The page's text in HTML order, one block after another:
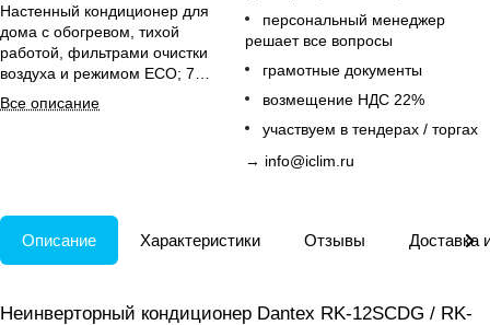
Настенный кондиционер для
дома с обогревом, тихой
работой, фильтрами очистки
воздуха и режимом ECO; 7
скоростей вентилятора, защита
от детей.
Все описание
персональный менеджер
решает все вопросы
грамотные документы
возмещение НДС 22%
участвуем в тендерах / торгах
→ info@iclim.ru
Описание Характеристики Отзывы Доставка
Неинверторный кондиционер Dantex RK-12SCDG / RK-